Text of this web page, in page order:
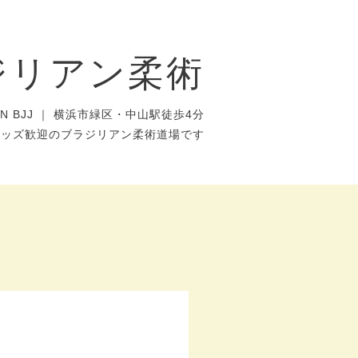
アン柔術
BJJ ｜ 横浜市緑区・中山駅徒歩4分
ズ歓迎のブラジリアン柔術道場です